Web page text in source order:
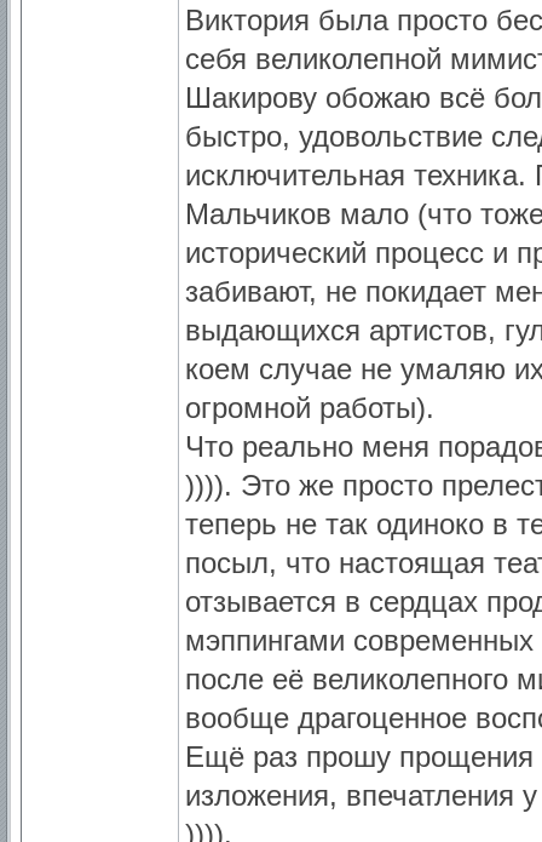
Виктория была просто
себя великолепной
Шакирову обожаю всё
быстро, удовольствие
исключительная
Мальчиков мало (что
исторический процесс и
забивают, не покидает
выдающихся артистов,
коем случае не умаляю
огромной работы).
Что реально меня
)))). Это же просто
теперь не так одиноко в
посыл, что настоящая
отзывается в сердцах
мэппингами
после её великолепного
вообще драгоценное
Ещё раз прошу прощения
изложения, впечатления
)))).